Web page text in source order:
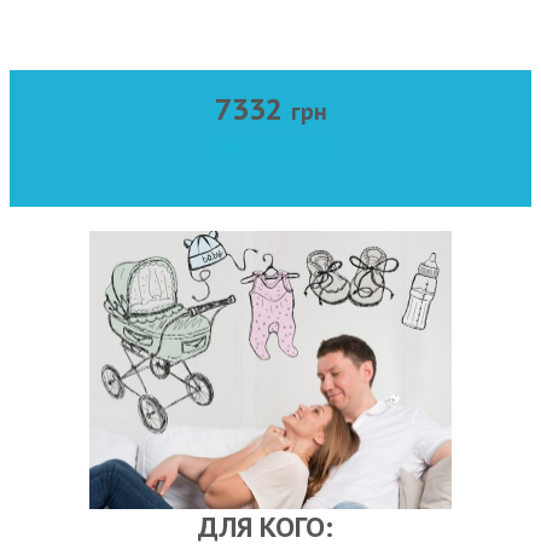
7332 грн
ДЛЯ КОГО: